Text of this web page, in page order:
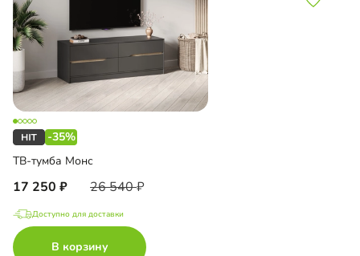
-35%
ТВ-тумба Монс
17 250 26 540
Доступно для доставки
В корзину